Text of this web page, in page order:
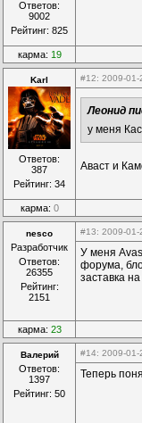
Ответов:
9002
Рейтинг: 825
карма: 19
Karl
Ответов:
387
Рейтинг: 34
#12: 2009-
Леонид
у меня
Аваст и
карма: 0
nesco
Разработчик
Ответов:
26355
Рейтинг:
2151
#13: 2009-
У меня
форума,
заставка
карма: 23
Валерий
Ответов:
1397
Рейтинг: 50
#14: 2009-01-
Теперь